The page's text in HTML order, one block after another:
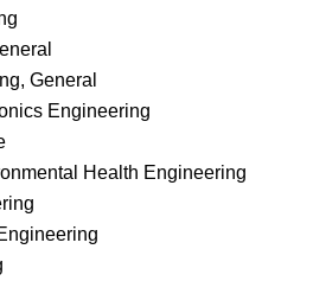
General
Engineering
Health Engineering